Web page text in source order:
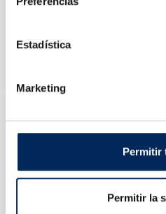
Estadística
Marketing
Permitir
Permitir la
Gato De Carretilla Perfil
199,05 €Preço